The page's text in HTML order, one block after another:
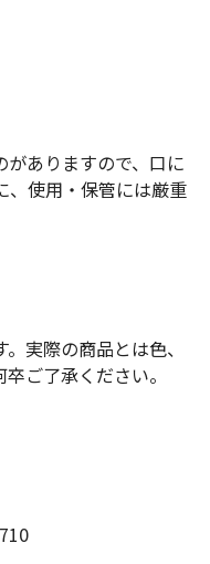
ありますので、口に
、使用・保管には厳重
実際の商品とは色、
ご了承ください。